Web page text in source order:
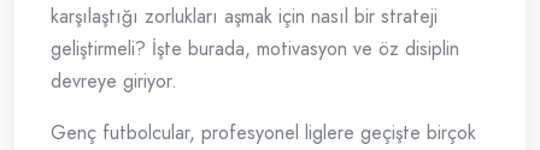
karşılaştığı zorlukları aşmak için nasıl bir strateji
geliştirmeli? İşte burada, motivasyon ve öz disiplin
devreye giriyor.
Genç futbolcular, profesyonel liglere geçişte birçok